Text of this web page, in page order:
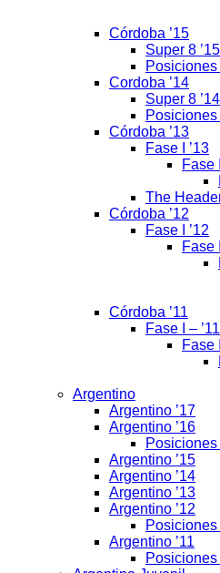
Córdoba ’15
Super 8 ’15
Posiciones
Cordoba ’14
Super 8 ’14
Posiciones
Córdoba ’13
Fase I ’13
Fase
The
Córdoba ’12
Fase I ’12
Fase
Córdoba ’11
Fase I – ’11
Fase
Argentino
Argentino ’17
Argentino ’16
Posiciones
Argentino ’15
Argentino ’14
Argentino ’13
Argentino ’12
Posiciones
Argentino ’11
Posiciones